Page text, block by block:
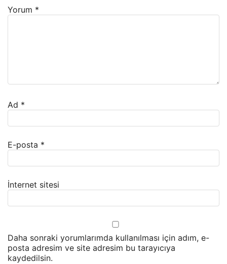
Yorum *
Ad *
E-posta *
İnternet sitesi
Daha sonraki yorumlarımda kullanılması için adım, e-
posta adresim ve site adresim bu tarayıcıya
kaydedilsin.